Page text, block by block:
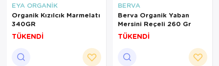
EYA ORGANİK
Organik Kızılcık Marmelatı
340GR
TÜKENDİ
BERVA
Berva Organik Yaban
Mersini Reçeli 260 Gr
TÜKENDİ